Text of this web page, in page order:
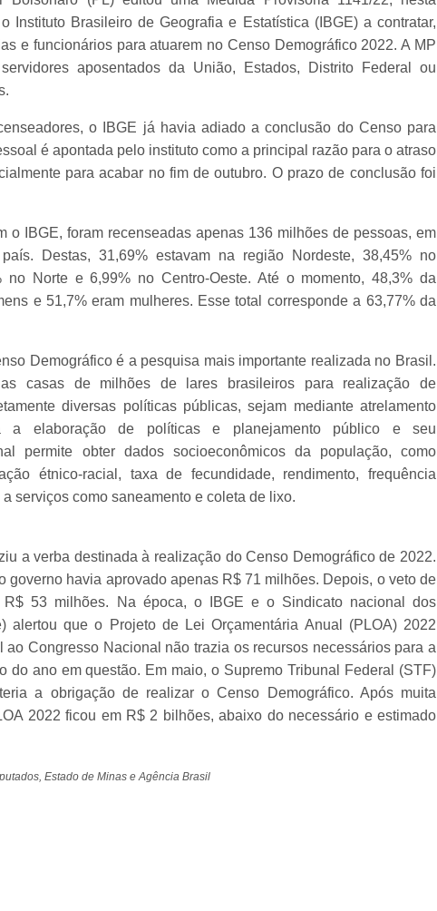
Instituto Brasileiro de Geografia e Estatística (IBGE) a contratar,
e funcionários para atuarem no Censo Demográfico 2022. A MP
aposentados da União, Estados, Distrito Federal ou
o IBGE já havia adiado a conclusão do Censo para
é apontada pelo instituto como a principal razão para o atraso
para acabar no fim de outubro. O prazo de conclusão foi
o IBGE, foram recenseadas apenas 136 milhões de pessoas, em
Destas, 31,69% estavam na região Nordeste, 38,45% no
no Norte e 6,99% no Centro-Oeste. Até o momento, 48,3% da
e 51,7% eram mulheres. Esse total corresponde a 63,77% da
Demográfico é a pesquisa mais importante realizada no Brasil.
casas de milhões de lares brasileiros para realização de
diversas políticas públicas, sejam mediante atrelamento
a elaboração de políticas e planejamento público e seu
permite obter dados socioeconômicos da população, como
étnico-racial, taxa de fecundidade, rendimento, frequência
serviços como saneamento e coleta de lixo.
a verba destinada à realização do Censo Demográfico de 2022.
governo havia aprovado apenas R$ 71 milhões. Depois, o veto de
R$ 53 milhões. Na época, o IBGE e o Sindicato nacional dos
alertou que o Projeto de Lei Orçamentária Anual (PLOA) 2022
ao Congresso Nacional não trazia os recursos necessários para a
do ano em questão. Em maio, o Supremo Tribunal Federal (STF)
a obrigação de realizar o Censo Demográfico. Após muita
2022 ficou em R$ 2 bilhões, abaixo do necessário e estimado
Estado de Minas e Agência Brasil